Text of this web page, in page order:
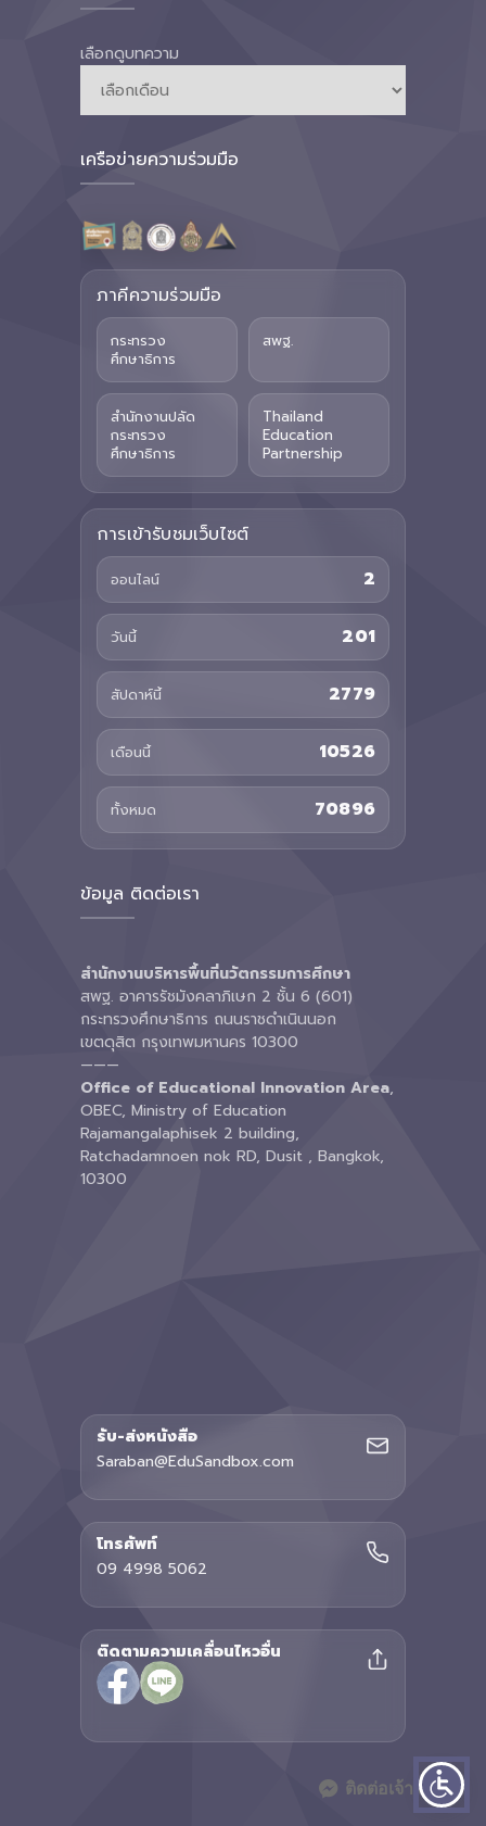
เลือกดูบทความ
เครือข่ายความร่วมมือ
ภาคีความร่วมมือ
กระทรวง
ศึกษาธิการ
สพฐ.
สำนักงานปลัด
กระทรวง
ศึกษาธิการ
Thailand
Education
Partnership
การเข้ารับชมเว็บไซต์
ออนไลน์ 2
วันนี้ 201
สัปดาห์นี้ 2779
เดือนนี้ 10526
ทั้งหมด 70896
ข้อมูล ติดต่อเรา
สำนักงานบริหารพื้นที่นวัตกรรมการศึกษา
สพฐ. อาคารรัชมังคลาภิเษก 2 ชั้น 6 (601)
กระทรวงศึกษาธิการ ถนนราชดำเนินนอก
เขตดุสิต กรุงเทพมหานคร 10300
———
Office of Educational Innovation Area,
OBEC, Ministry of Education
Rajamangalaphisek 2 building,
Ratchadamnoen nok RD, Dusit , Bangkok,
10300
รับ-ส่งหนังสือ
Saraban@EduSandbox.com
โทรศัพท์
09 4998 5062
ติดตามความเคลื่อนไหวอื่น
ติดต่อเจ้าหน้าที่